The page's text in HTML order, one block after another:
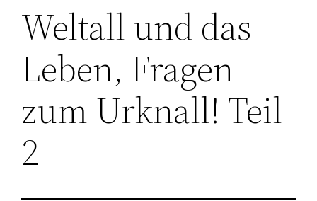
Weltall und das
Leben, Fragen
zum Urknall! Teil
2